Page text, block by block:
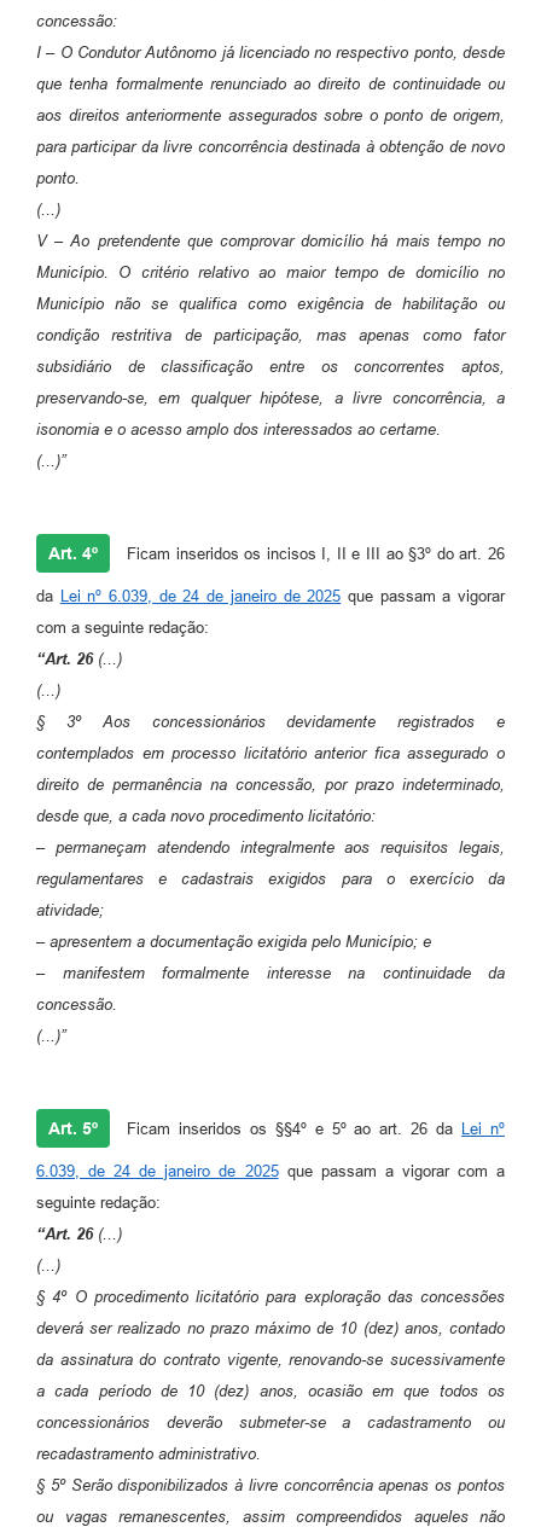
concessão:
I – O Condutor Autônomo já licenciado no respectivo ponto, desde
que tenha formalmente renunciado ao direito de continuidade ou
aos direitos anteriormente assegurados sobre o ponto de origem,
para participar da livre concorrência destinada à obtenção de novo
ponto.
(...)
V – Ao pretendente que comprovar domicílio há mais tempo no
Município. O critério relativo ao maior tempo de domicílio no
Município não se qualifica como exigência de habilitação ou
condição restritiva de participação, mas apenas como fator
subsidiário de classificação entre os concorrentes aptos,
preservando-se, em qualquer hipótese, a livre concorrência, a
isonomia e o acesso amplo dos interessados ao certame.
(...)”
Art. 4º Ficam inseridos os incisos I, II e III ao §3º do art. 26
da Lei nº 6.039, de 24 de janeiro de 2025 que passam a vigorar
com a seguinte redação:
“Art. 26 (...)
(...)
§ 3º Aos concessionários devidamente registrados e
contemplados em processo licitatório anterior fica assegurado o
direito de permanência na concessão, por prazo indeterminado,
desde que, a cada novo procedimento licitatório:
– permaneçam atendendo integralmente aos requisitos legais,
regulamentares e cadastrais exigidos para o exercício da
atividade;
– apresentem a documentação exigida pelo Município; e
– manifestem formalmente interesse na continuidade da
concessão.
(...)”
Art. 5º Ficam inseridos os §§4º e 5º ao art. 26 da Lei nº
6.039, de 24 de janeiro de 2025que passam a vigorar com a
seguinte redação:
“Art. 26 (...)
(...)
§ 4º O procedimento licitatório para exploração das concessões
deverá ser realizado no prazo máximo de 10 (dez) anos, contado
da assinatura do contrato vigente, renovando-se sucessivamente
a cada período de 10 (dez) anos, ocasião em que todos os
concessionários deverão submeter-se a cadastramento ou
recadastramento administrativo.
§ 5º Serão disponibilizados à livre concorrência apenas os pontos
ou vagas remanescentes, assim compreendidos aqueles não